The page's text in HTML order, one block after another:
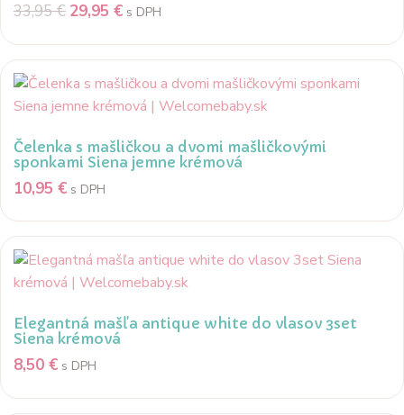
33,95€ 29,95 € s DPH
Čelenka s mašličkou a dvomi mašličkovými
sponkami Siena jemne krémová
10,95 € s DPH
Elegantná mašľa antique white do vlasov 3set
Siena krémová
8,50 € s DPH